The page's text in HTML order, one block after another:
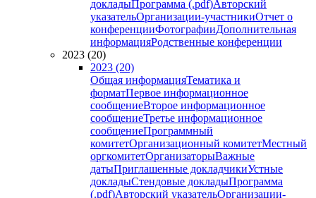
докладыПрограмма (.pdf)Авторский
указательОрганизации-участникиОтчет о
конференцииФотографииДополнительная
информацияРодственные конференции
2023 (20)
2023 (20)
Общая информацияТематика и
форматПервое информационное
сообщениеВторое информационное
сообщениеТретье информационное
сообщениеПрограммный
комитетОрганизационный комитетМестный
оргкомитетОрганизаторыВажные
датыПриглашенные докладчикиУстные
докладыСтендовые докладыПрограмма
(.pdf)Авторский указательОрганизации-